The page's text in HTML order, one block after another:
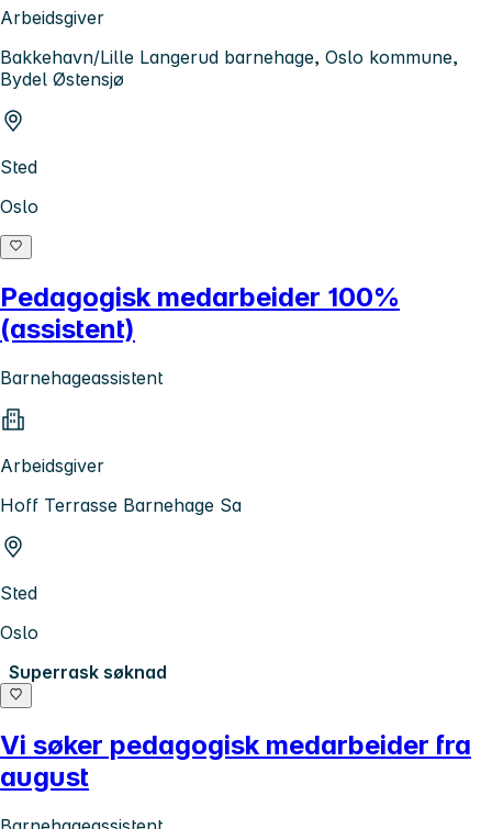
Arbeidsgiver
Bakkehavn/Lille Langerud barnehage, Oslo kommune,
Bydel Østensjø
Sted
Oslo
Pedagogisk medarbeider 100%
(assistent)
Barnehageassistent
Arbeidsgiver
Hoff Terrasse Barnehage Sa
Sted
Oslo
Superrask søknad
Vi søker pedagogisk medarbeider fra
august